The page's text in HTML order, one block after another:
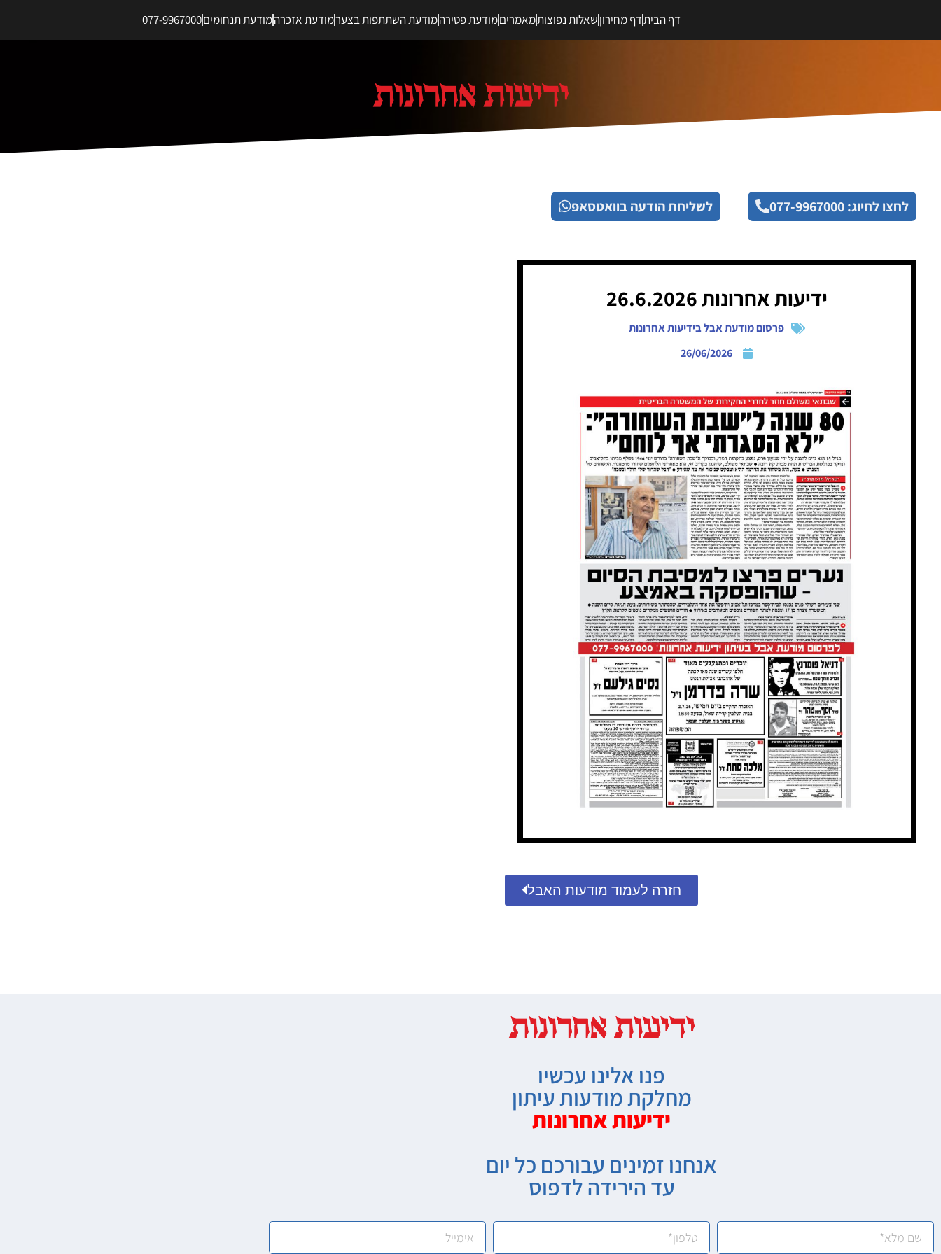
דף הביתדף מחירוןשאלות נפוצותמאמריםמודעת פטירהמודעת השתתפות בצערמודעת אזכרהמודעת תנחומים077-9967000
לחצו לחיוג: 077-9967000 לשליחת הודעה בוואטסאפ
ידיעות אחרונות 26.6.2026
פרסום מודעת אבל בידיעות אחרונות
26/06/2026
חזרה לעמוד מודעות האבל
פנו אלינו עכשיו
מחלקת מודעות עיתון
ידיעות אחרונות
אנחנו זמינים עבורכם כל יום
עד הירידה לדפוס